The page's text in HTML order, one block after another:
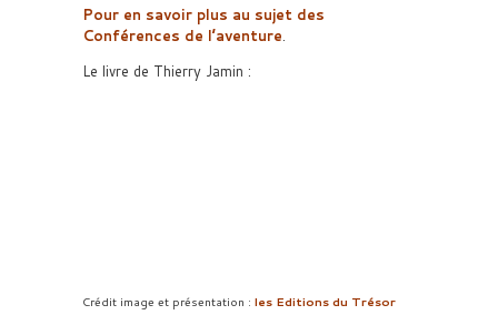
Pour en savoir plus au sujet des
Conférences de l’aventure.
Le livre de Thierry Jamin :
Crédit image et présentation : les Editions du Trésor